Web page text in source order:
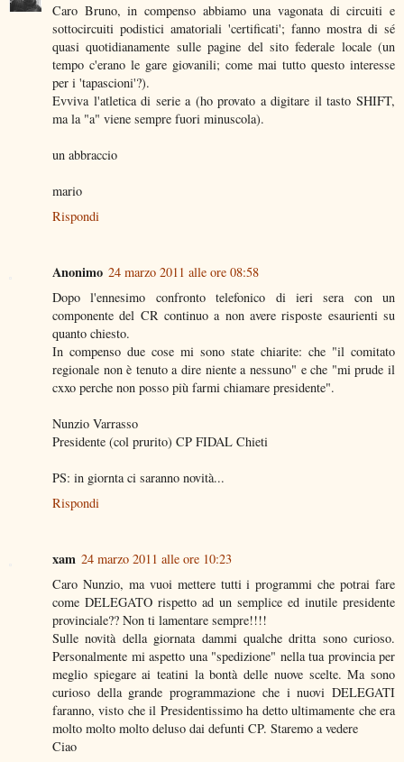
Caro Bruno, in compenso abbiamo una vagonata di circuiti e
sottocircuiti podistici amatoriali 'certificati'; fanno mostra di sé
quasi quotidianamente sulle pagine del sito federale locale (un
tempo c'erano le gare giovanili; come mai tutto questo interesse
per i 'tapascioni'?).
Evviva l'atletica di serie a (ho provato a digitare il tasto SHIFT,
ma la "a" viene sempre fuori minuscola).
un abbraccio
mario
Rispondi
Anonimo 24 marzo 2011 alle ore 08:58
Dopo l'ennesimo confronto telefonico di ieri sera con un
componente del CR continuo a non avere risposte esaurienti su
quanto chiesto.
In compenso due cose mi sono state chiarite: che "il comitato
regionale non è tenuto a dire niente a nessuno" e che "mi prude il
cxxo perche non posso più farmi chiamare presidente".
Nunzio Varrasso
Presidente (col prurito) CP FIDAL Chieti
PS: in giornta ci saranno novità...
Rispondi
xam 24 marzo 2011 alle ore 10:23
Caro Nunzio, ma vuoi mettere tutti i programmi che potrai fare
come DELEGATO rispetto ad un semplice ed inutile presidente
provinciale?? Non ti lamentare sempre!!!!
Sulle novità della giornata dammi qualche dritta sono curioso.
Personalmente mi aspetto una "spedizione" nella tua provincia per
meglio spiegare ai teatini la bontà delle nuove scelte. Ma sono
curioso della grande programmazione che i nuovi DELEGATI
faranno, visto che il Presidentissimo ha detto ultimamente che era
molto molto molto deluso dai defunti CP. Staremo a vedere
Ciao